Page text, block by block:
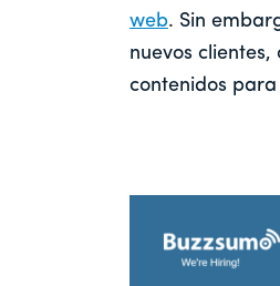
web. Sin
nuevos
contenidos